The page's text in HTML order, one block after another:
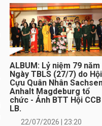
ALBUM: Lỷ niệm 79 năm
Ngày TBLS (27/7) do Hội
Cựu Quân Nhân
Anhalt Magdeburg tổ
chức - Ảnh BTT Hội CCB
LB.
22/07/2026 | 23:20